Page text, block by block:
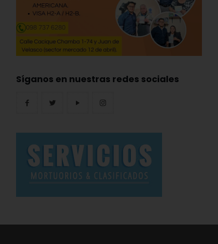
Síganos en nuestras redes sociales